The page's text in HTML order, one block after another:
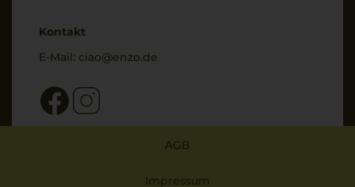
Kontakt
E-Mail: ciao@enzo.de
AGB
Impressum